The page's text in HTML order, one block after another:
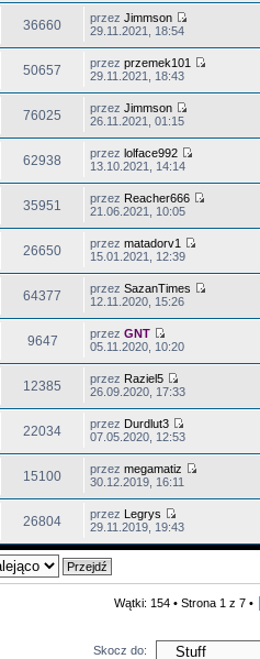
36660 przez Jimmson
29.11.2021, 18:54
50657 przez przemek101
29.11.2021, 18:43
76025 przez Jimmson
26.11.2021, 01:15
62938 przez lolface992
13.10.2021, 14:14
35951 przez Reacher666
21.06.2021, 10:05
26650 przez matadorv1
15.01.2021, 12:39
64377 przez SazanTimes
12.11.2020, 15:26
9647 przez GNT
05.11.2020, 10:20
12385 przez Raziel5
26.09.2020, 17:33
22034 przez Durdlut3
07.05.2020, 12:53
15100 przez megamatiz
30.12.2019, 16:11
26804 przez Legrys
29.11.2019, 19:43
Wątki: 154 • Strona 1 z 7 •
Skocz do: